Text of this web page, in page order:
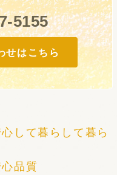
5155
せはこちら